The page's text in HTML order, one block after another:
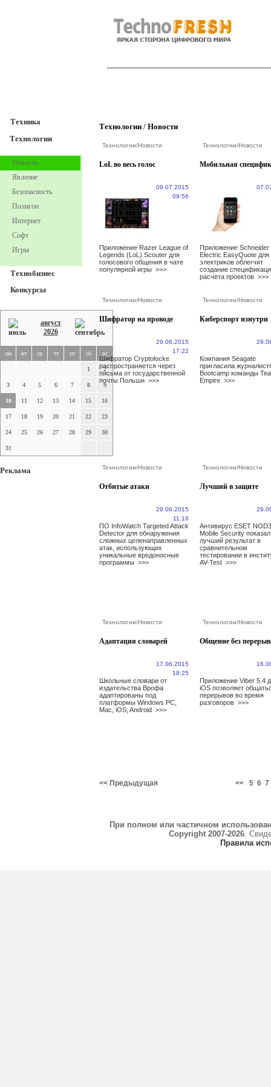
Техника
Технологии
Новости
Явление
Безопасность
Полигон
Интернет
Софт
Игры
Технобизнес
Конкурсы
август
2026
пн вт ср чт пт сб вс
1 2
3 4 5 6 7 8 9
10 11 12 13 14 15 16
17 18 19 20 21 22 23
24 25 26 27 28 29 30
31
Реклама
Технологии / Новости
Технологии/Новости
LoL во весь голос
09.07.2015
09:56
Приложение Razer League of
Legends (LoL) Scouter для
голосового общения в чате
популярной игры >>>
Технологии/Новости
Мобильная
Приложение Schneider
Electric EasyQuote для
электриков облегчит
создание
расчета проектов >>>
Технологии/Новости
Шифратор на проводе
29.06.2015
17:22
Шифратор Cryptolocke
распространяется через
письма от государственной
почты Польши >>>
Технологии/Новости
Киберспорт изнутри
Компания Seagate
пригласила
Bootcamp команды
Empire >>>
Технологии/Новости
Отбитые атаки
29.06.2015
11:16
ПО InfoWatch Targeted Attack
Detector для обнаружения
сложных целенаправленных
атак, использующих
уникальные вредоносные
программы >>>
Технологии/Новости
Лучший в защите
Антивирус ESET
Mobile Security показал
лучший результат в
сравнительном
тестировании в
AV-Test >>>
Технологии/Новости
Адаптация словарей
17.06.2015
18:25
Школьные словари от
издательства Врофа
адаптированы под
платформы Windows PC,
Mac, iOS, Android >>>
Технологии/Новости
Общение без
Приложение Viber 5.4
iOS позволяет
перерывов во время
разговоров >>>
<< Предыдущая << 5 6 7
При полном или частичном
Copyright 2007-2026.
Правила